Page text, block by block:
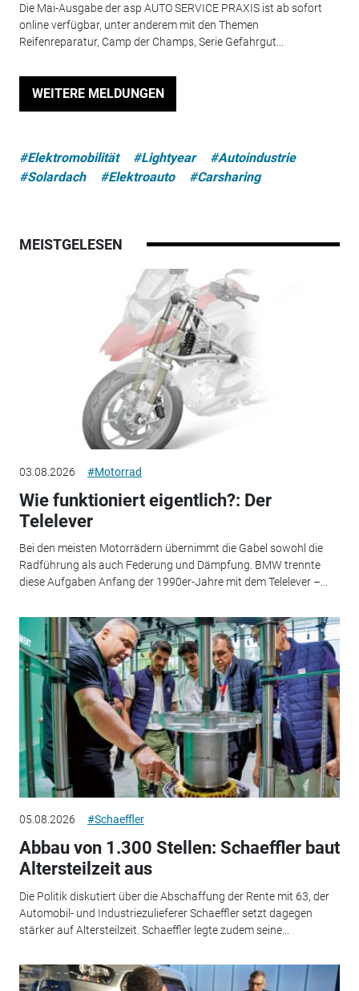
Die Mai-Ausgabe der asp AUTO SERVICE PRAXIS ist ab sofort
online verfügbar, unter anderem mit den Themen
Reifenreparatur, Camp der Champs, Serie Gefahrgut...
WEITERE MELDUNGEN
#Elektromobilität #Lightyear
#Autoindustrie
#Solardach
#Elektroauto #Carsharing
MEISTGELESEN
03.08.2026 #Motorrad
Wie funktioniert eigentlich?: Der
Telelever
Bei den meisten Motorrädern übernimmt die Gabel sowohl die
Radführung als auch Federung und Dämpfung. BMW trennte
diese Aufgaben Anfang der 1990er-Jahre mit dem Telelever –...
05.08.2026 #Schaeffler
Abbau von 1.300 Stellen: Schaeffler baut
Altersteilzeit aus
Die Politik diskutiert über die Abschaffung der Rente mit 63, der
Automobil- und Industriezulieferer Schaeffler setzt dagegen
stärker auf Altersteilzeit. Schaeffler legte zudem seine...